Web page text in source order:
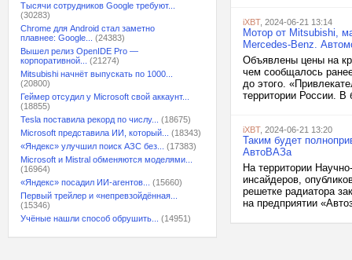
Тысячи сотрудников Google требуют...
(30283)
Chrome для Android стал заметно
плавнее: Google...
(24383)
Вышел релиз OpenIDE Pro —
корпоративной...
(21274)
Mitsubishi начнёт выпускать по 1000...
(20800)
Геймер отсудил у Microsoft свой аккаунт...
(18855)
Tesla поставила рекорд по числу...
(18675)
Microsoft представила ИИ, который...
(18343)
«Яндекс» улучшил поиск АЗС без...
(17383)
Microsoft и Mistral обменяются моделями...
(16964)
«Яндекс» посадил ИИ-агентов...
(15660)
Первый трейлер и «непревзойдённая...
(15346)
Учёные нашли способ обрушить...
(14951)
iXBT, 2024-06-21 13:14
Мотор от Mitsubishi,
Mercedes-Benz.
Объявлены цены на
чем сообщалось
до этого.
территории России. В
iXBT, 2024-06-21 13:20
Таким будет
АвтоВАЗа
На территории
инсайдеров,
решетке радиатора
на предприятии